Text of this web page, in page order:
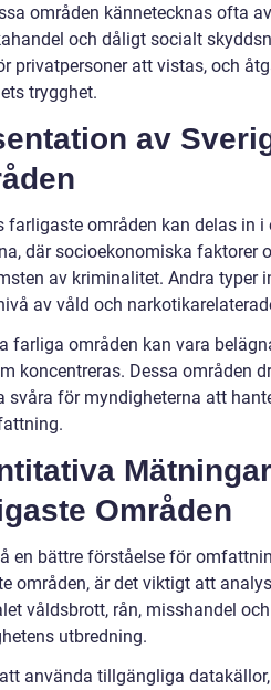
områden kännetecknas ofta
och dåligt socialt
privatpersoner att vistas, och
trygghet.
av
farligaste områden kan delas in
där socioekonomiska faktorer
av kriminalitet. Andra typer
av våld och
farliga områden kan vara
koncentreras. Dessa områden
svåra för myndigheterna att
Områden
en bättre förståelse för
områden, är det viktigt att
våldsbrott, rån, misshandel
utbredning.
använda tillgängliga